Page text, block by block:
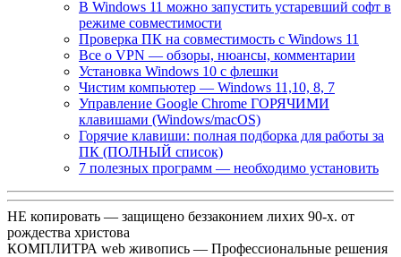
В Windows 11 можно запустить устаревший софт в
режиме совместимости
Проверка ПК на совместимость с Windows 11
Все о VPN — обзоры, нюансы, комментарии
Установка Windows 10 с флешки
Чистим компьютер — Windows 11,10, 8, 7
Управление Google Chrome ГОРЯЧИМИ
клавишами (Windows/macOS)
Горячие клавиши: полная подборка для работы за
ПК (ПОЛНЫЙ список)
7 полезных программ — необходимо установить
НЕ копировать — защищено беззаконием лихих 90-х. от
рождества христова
КОМПЛИТРА web живопись — Профессиональные решения